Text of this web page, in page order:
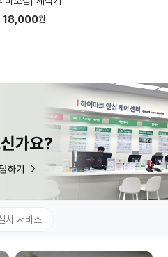
18,000원
치 서비스